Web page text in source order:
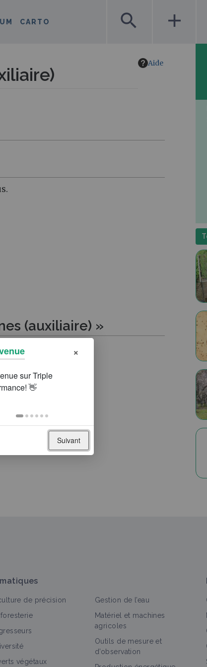
CARTO search add
Aide
(auxiliaire) »
de précision
végétaux
Gestion de l’eau
Matériel et machines
agricoles
Outils de mesure et
d’observation
×
Suivant